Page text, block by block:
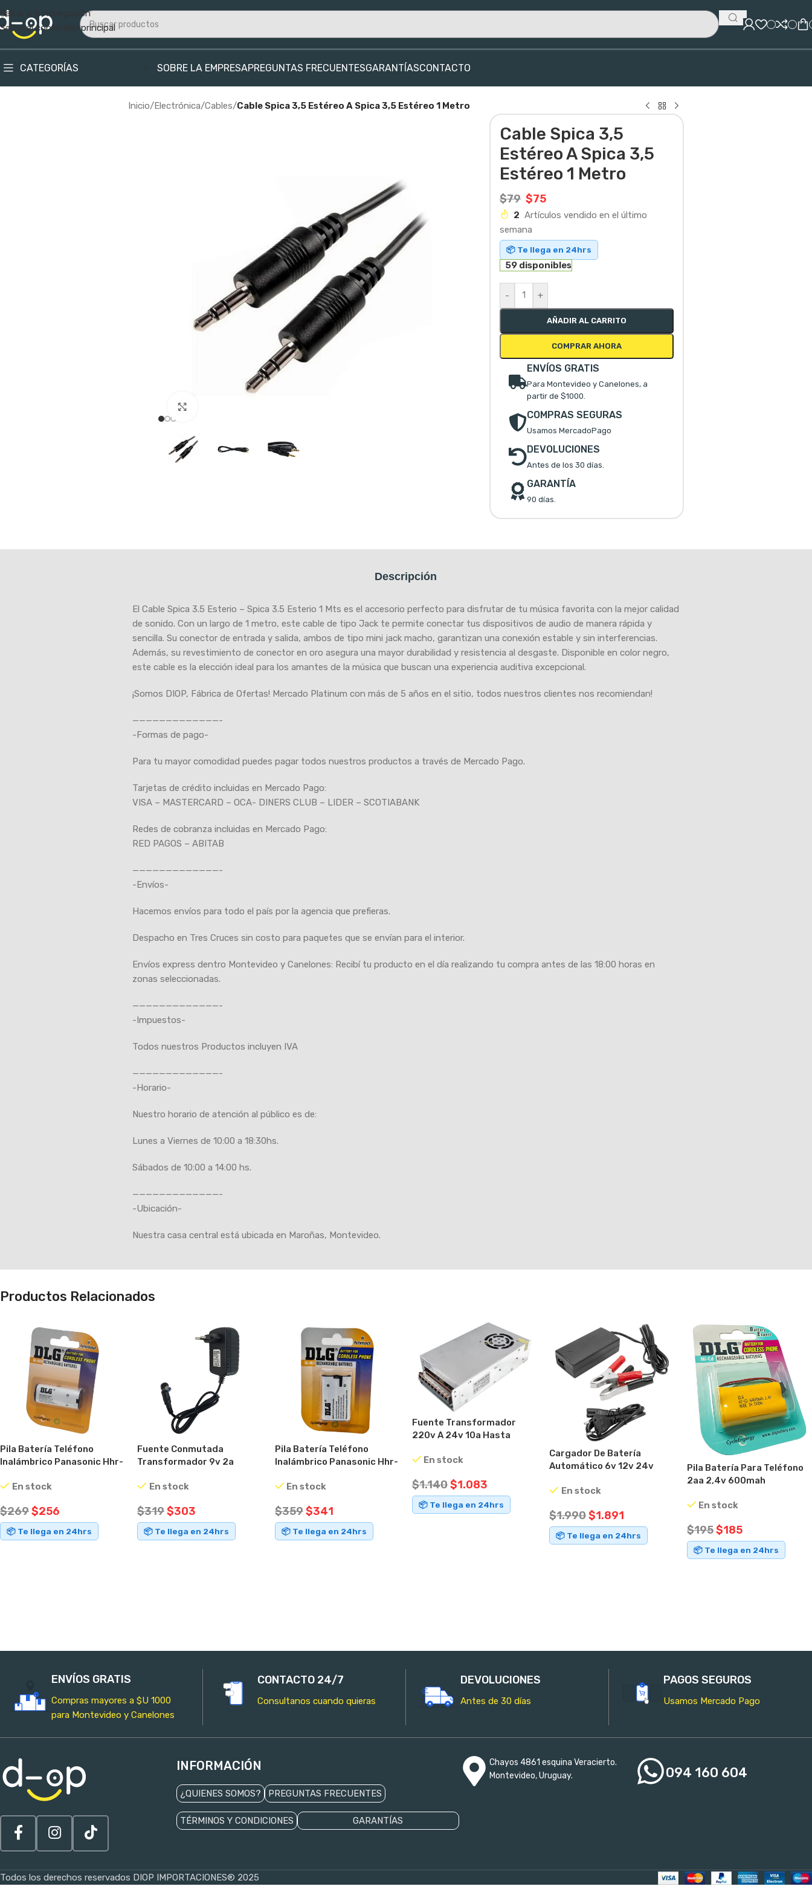
Saltar a la navegación
Saltar al contenido principal
CATEGORÍAS SOBRE LA EMPRESAPREGUNTAS FRECUENTESGARANTÍASCONTACTO
Inicio/Electrónica/Cables/Cable Spica 3,5 Estéreo A Spica 3,5 Estéreo 1 Metro
Cable Spica 3,5
Estéreo A Spica 3,5
Estéreo 1 Metro
$79 $75
2 Artículos vendido en el último
semana
📦 Te llega en 24hrs
59 disponibles
- +
AÑADIR AL CARRITO
COMPRAR AHORA
ENVÍOS GRATIS
Para Montevideo y Canelones, a
partir de $1000.
COMPRAS SEGURAS
Usamos MercadoPago
DEVOLUCIONES
Antes de los 30 días.
GARANTÍA
90 días.
Descripción
El Cable Spica 3.5 Esterio – Spica 3.5 Esterio 1 Mts es el accesorio perfecto para disfrutar de tu música favorita con la mejor calidad
de sonido. Con un largo de 1 metro, este cable de tipo Jack te permite conectar tus dispositivos de audio de manera rápida y
sencilla. Su conector de entrada y salida, ambos de tipo mini jack macho, garantizan una conexión estable y sin interferencias.
Además, su revestimiento de conector en oro asegura una mayor durabilidad y resistencia al desgaste. Disponible en color negro,
este cable es la elección ideal para los amantes de la música que buscan una experiencia auditiva excepcional.
¡Somos DIOP, Fábrica de Ofertas! Mercado Platinum con más de 5 años en el sitio, todos nuestros clientes nos recomiendan!
—————————————-
-Formas de pago-
Para tu mayor comodidad puedes pagar todos nuestros productos a través de Mercado Pago.
Tarjetas de crédito incluidas en Mercado Pago:
VISA – MASTERCARD – OCA- DINERS CLUB – LIDER – SCOTIABANK
Redes de cobranza incluidas en Mercado Pago:
RED PAGOS – ABITAB
—————————————-
-Envíos-
Hacemos envíos para todo el país por la agencia que prefieras.
Despacho en Tres Cruces sin costo para paquetes que se envían para el interior.
Envíos express dentro Montevideo y Canelones: Recibí tu producto en el día realizando tu compra antes de las 18:00 horas en
zonas seleccionadas.
—————————————-
-Impuestos-
Todos nuestros Productos incluyen IVA
—————————————-
-Horario-
Nuestro horario de atención al público es de:
Lunes a Viernes de 10:00 a 18:30hs.
Sábados de 10:00 a 14:00 hs.
—————————————-
-Ubicación-
Nuestra casa central está ubicada en Maroñas, Montevideo.
Productos Relacionados
Pila Batería Teléfono
Inalámbrico Panasonic Hhr-
En stock
$269$256
📦 Te llega en 24hrs
Fuente Conmutada
Transformador 9v 2a
NegroEn stock
$319$303
📦 Te llega en 24hrs
Pila Batería Teléfono
Inalámbrico Panasonic Hhr-
En stock
$359$341
📦 Te llega en 24hrs
Fuente Transformador
220v A 24v 10a Hasta
En stock
$1.140$1.083
📦 Te llega en 24hrs
Cargador De Batería
Automático 6v 12v 24v
En stock
$1.990$1.891
📦 Te llega en 24hrs
Pila Batería Para Teléfono
2aa 2,4v 600mah
En stock
$195$185
📦 Te llega en 24hrs
ENVÍOS GRATIS
Compras mayores a $U 1000
para Montevideo y Canelones
CONTACTO 24/7
Consultanos cuando quieras
DEVOLUCIONES
Antes de 30 días
PAGOS SEGUROS
Usamos Mercado Pago
INFORMACIÓN
¿QUIENES SOMOS? PREGUNTAS FRECUENTES
TÉRMINOS Y CONDICIONES GARANTÍAS
Chayos 4861 esquina Veracierto.
Montevideo, Uruguay.
094 160 604
Todos los derechos reservados DIOP IMPORTACIONES® 2025